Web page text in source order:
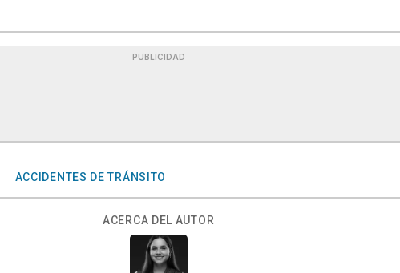
PUBLICIDAD
ACCIDENTES DE TRÁNSITO
ACERCA DEL AUTOR